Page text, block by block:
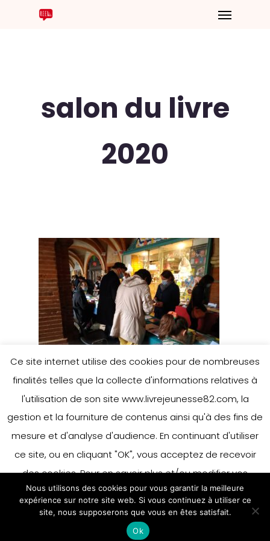
salon du livre
2020
Ce site internet utilise des cookies pour de nombreuses
finalités telles que la collecte d'informations relatives à
l'utilisation de son site www.livrejeunesse82.com, la
gestion et la fourniture de contenus ainsi qu'à des fins de
mesure et d'analyse d'audience. En continuant d'utiliser
ce site, ou en cliquant "OK", vous acceptez de recevoir
des cookies. Pour en savoir plus et/ou modifier vos
préférences en matière de cookies, merci de vous référer
à notre politique sur les cookies.
Accepter
En savoir plus
Nous utilisons des cookies pour vous garantir la meilleure
expérience sur notre site web. Si vous continuez à utiliser ce
site, nous supposerons que vous en êtes satisfait.
Ok